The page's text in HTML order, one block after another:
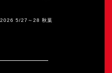
5/27～28 秋葉